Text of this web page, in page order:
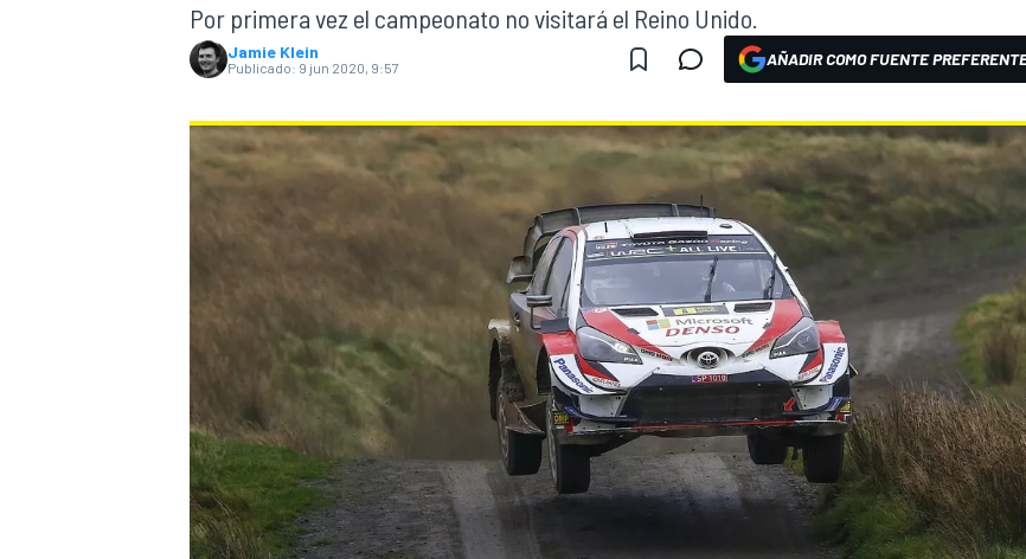
Por primera vez el campeonato no visitará el Reino Unido.
Jamie Klein
Publicado: 9 jun 2020, 9:57 AÑADIR COMO FUENTE